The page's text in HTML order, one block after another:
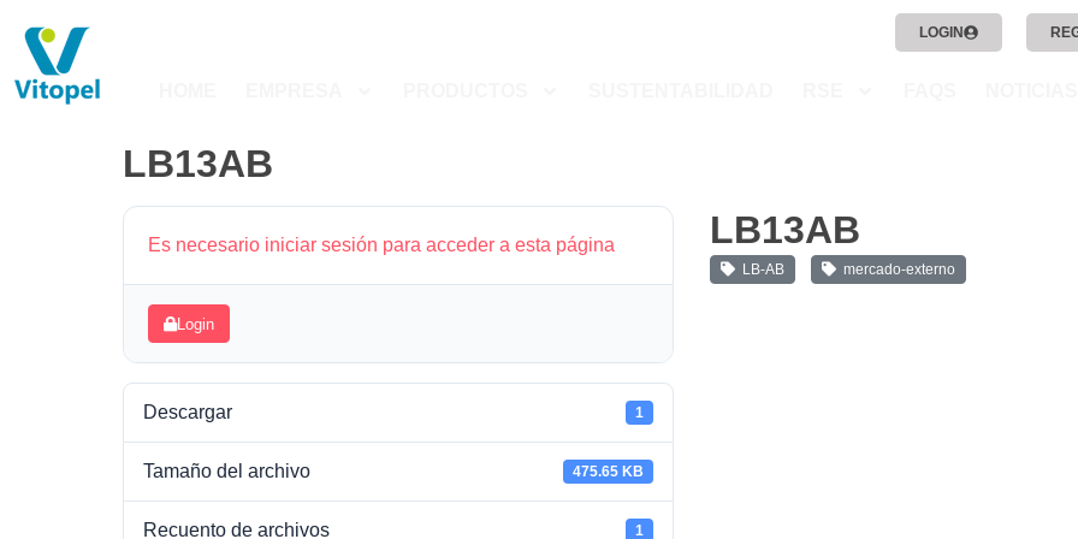
LOGIN
LB13AB
Es necesario iniciar sesión para acceder a esta página
Login
Descargar 1
Tamaño del archivo 475.65 KB
Recuento de archivos 1
LB13AB
LB-AB mercado-externo